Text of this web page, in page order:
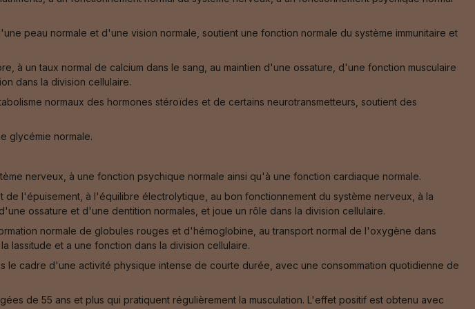
peau normale et d'une vision normale, soutient une fonction normale du système immunitaire et
à un taux normal de calcium dans le sang, au maintien d'une ossature, d'une fonction musculaire
dans la division cellulaire.
normaux des hormones stéroïdes et de certains neurotransmetteurs, soutient des
glycémie normale.
nerveux, à une fonction psychique normale ainsi qu'à une fonction cardiaque normale.
l'épuisement, à l'équilibre électrolytique, au bon fonctionnement du système nerveux, à la
ossature et d'une dentition normales, et joue un rôle dans la division cellulaire.
normale de globules rouges et d'hémoglobine, au transport normal de l'oxygène dans
lassitude et a une fonction dans la division cellulaire.
cadre d'une activité physique intense de courte durée, avec une consommation quotidienne de
de 55 ans et plus qui pratiquent régulièrement la musculation. L'effet positif est obtenu avec